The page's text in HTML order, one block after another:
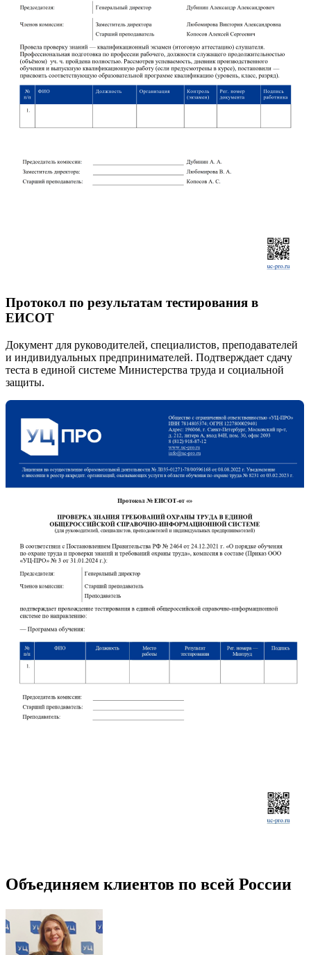
Протокол по результатам тестирования в
ЕИСОТ
Документ для руководителей, специалистов, преподавателей
и индивидуальных предпринимателей. Подтверждает сдачу
теста в единой системе Министерства труда и социальной
защиты.
Объединяем клиентов по всей России